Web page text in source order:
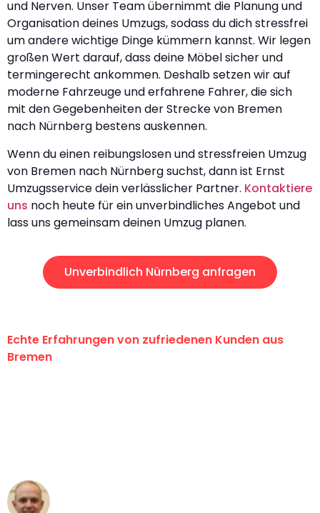
und Nerven. Unser Team übernimmt die Planung und
Organisation deines Umzugs, sodass du dich stressfrei
um andere wichtige Dinge kümmern kannst. Wir legen
großen Wert darauf, dass deine Möbel sicher und
termingerecht ankommen. Deshalb setzen wir auf
moderne Fahrzeuge und erfahrene Fahrer, die sich
mit den Gegebenheiten der Strecke von Bremen
nach Nürnberg bestens auskennen.
Wenn du einen reibungslosen und stressfreien Umzug
von Bremen nach Nürnberg suchst, dann ist Ernst
Umzugsservice dein verlässlicher Partner. Kontaktiere
uns noch heute für ein unverbindliches Angebot und
lass uns gemeinsam deinen Umzug planen.
Unverbindlich Nürnberg anfragen
Echte Erfahrungen von zufriedenen Kunden aus
Bremen